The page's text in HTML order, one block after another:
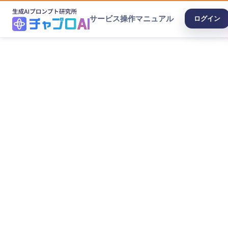
サービス操作マニュアル ログイン